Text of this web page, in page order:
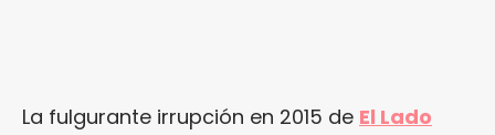
La fulgurante irrupción en 2015 de El Lado